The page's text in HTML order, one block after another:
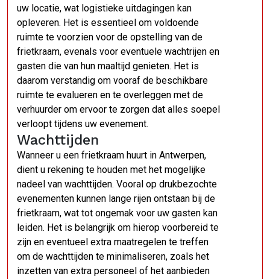
uw locatie, wat logistieke uitdagingen kan
opleveren. Het is essentieel om voldoende
ruimte te voorzien voor de opstelling van de
frietkraam, evenals voor eventuele wachtrijen en
gasten die van hun maaltijd genieten. Het is
daarom verstandig om vooraf de beschikbare
ruimte te evalueren en te overleggen met de
verhuurder om ervoor te zorgen dat alles soepel
verloopt tijdens uw evenement.
Wachttijden
Wanneer u een frietkraam huurt in Antwerpen,
dient u rekening te houden met het mogelijke
nadeel van wachttijden. Vooral op drukbezochte
evenementen kunnen lange rijen ontstaan bij de
frietkraam, wat tot ongemak voor uw gasten kan
leiden. Het is belangrijk om hierop voorbereid te
zijn en eventueel extra maatregelen te treffen
om de wachttijden te minimaliseren, zoals het
inzetten van extra personeel of het aanbieden